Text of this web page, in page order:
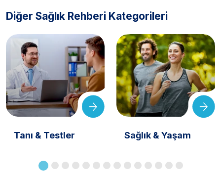
Diğer Sağlık Rehberi Kategorileri
Tanı & Testler Sağlık & Yaşam